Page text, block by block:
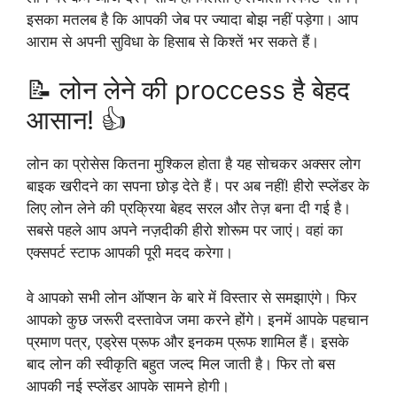
इसका मतलब है कि आपकी जेब पर ज्यादा बोझ नहीं पड़ेगा। आप
आराम से अपनी सुविधा के हिसाब से किश्तें भर सकते हैं।
📝 लोन लेने की proccess है बेहद
आसान! 👍
लोन का प्रोसेस कितना मुश्किल होता है यह सोचकर अक्सर लोग
बाइक खरीदने का सपना छोड़ देते हैं। पर अब नहीं! हीरो स्प्लेंडर के
लिए लोन लेने की प्रक्रिया बेहद सरल और तेज़ बना दी गई है।
सबसे पहले आप अपने नज़दीकी हीरो शोरूम पर जाएं। वहां का
एक्सपर्ट स्टाफ आपकी पूरी मदद करेगा।
वे आपको सभी लोन ऑप्शन के बारे में विस्तार से समझाएंगे। फिर
आपको कुछ जरूरी दस्तावेज जमा करने होंगे। इनमें आपके पहचान
प्रमाण पत्र, एड्रेस प्रूफ और इनकम प्रूफ शामिल हैं। इसके
बाद लोन की स्वीकृति बहुत जल्द मिल जाती है। फिर तो बस
आपकी नई स्प्लेंडर आपके सामने होगी।